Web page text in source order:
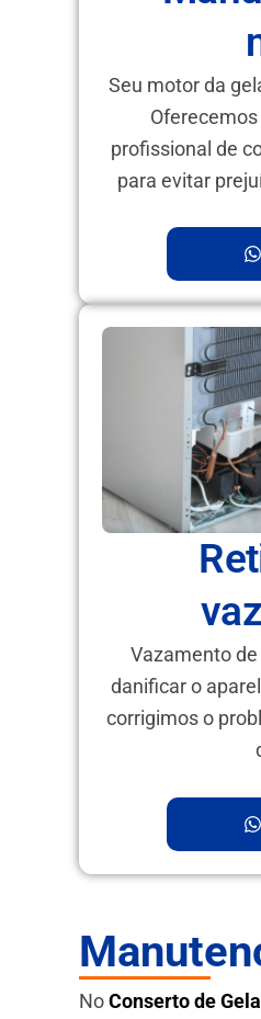
Seu motor da
profissional de
para evitar
Vazamento
danificar o
corrigimos o
NoConserto de